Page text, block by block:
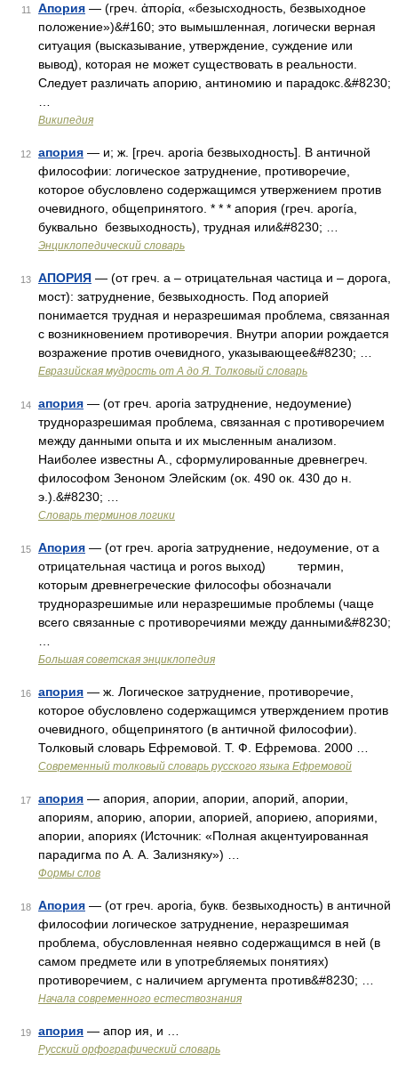
11 Апория — (греч. ἀπορία, «безысходность, безвыходное
положение»)&#160; это вымышленная, логически верная
ситуация (высказывание, утверждение, суждение или
вывод), которая не может существовать в реальности.
Следует различать апорию, антиномию и парадокс.&#8230;
Википедия
12 апория — и; ж. [греч. aporia безвыходность]. В античной
философии: логическое затруднение, противоречие,
которое обусловлено содержащимся утвержением против
очевидного, общепринятого. * * * апория (греч. aporía,
буквально безвыходность), трудная или&#8230; …
Энциклопедический словарь
13 АПОРИЯ — (от греч. а – отрицательная частица и – дорога,
мост): затруднение, безвыходность. Под апорией
понимается трудная и неразрешимая проблема, связанная
с возникновением противоречия. Внутри апории рождается
возражение против очевидного, указывающее&#8230; …
Евразийская мудрость от А до Я. Толковый словарь
14 апория — (от греч. aporia затруднение, недоумение)
трудноразрешимая проблема, связанная с противоречием
между данными опыта и их мысленным анализом.
Наиболее известны А., сформулированные древнегреч.
философом Зеноном Элейским (ок. 490 ок. 430 до н.
э.).&#8230; …
Словарь терминов логики
15 Апория — (от греч. aporia затруднение, недоумение, от а
отрицательная частица и poros выход) термин,
которым древнегреческие философы обозначали
трудноразрешимые или неразрешимые проблемы (чаще
всего связанные с противоречиями между данными&#8230;
Большая советская энциклопедия
16 апория — ж. Логическое затруднение, противоречие,
которое обусловлено содержащимся утверждением против
очевидного, общепринятого (в античной философии).
Толковый словарь Ефремовой. Т. Ф. Ефремова. 2000 …
Современный толковый словарь русского языка Ефремовой
17 апория — апория, апории, апории, апорий, апории,
апориям, апорию, апории, апорией, апориею, апориями,
апории, апориях (Источник: «Полная акцентуированная
парадигма по А. А. Зализняку») …
Формы слов
18 Апория — (от греч. aporia, букв. безвыходность) в античной
философии логическое затруднение, неразрешимая
проблема, обусловленная неявно содержащимся в ней (в
самом предмете или в употребляемых понятиях)
противоречием, с наличием аргумента против&#8230; …
Начала современного естествознания
19 апория — апор ия, и …
Русский орфографический словарь